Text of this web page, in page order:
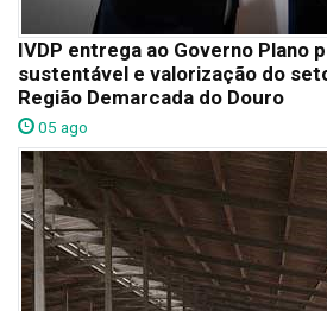
IVDP entrega ao Governo Plano
sustentável e valorização do
Região Demarcada do Douro
05 ago